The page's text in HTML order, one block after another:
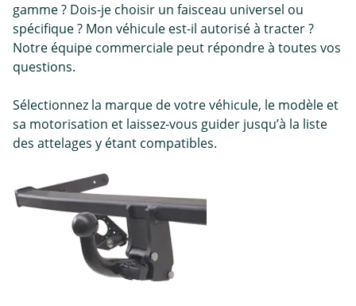
gamme ? Dois-je choisir un faisceau universel ou
spécifique ? Mon véhicule est-il autorisé à tracter ?
Notre équipe commerciale peut répondre à toutes vos
questions.
Sélectionnez la marque de votre véhicule, le modèle et
sa motorisation et laissez-vous guider jusqu’à la liste
des attelages y étant compatibles.